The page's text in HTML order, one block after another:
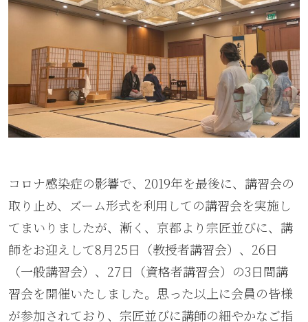
コロナ感染症の影響で、2019年を最後に、講習会の
取り止め、ズーム形式を利用しての講習会を実施し
てまいりましたが、漸く、京都より宗匠並びに、講
師をお迎えして8月25日（教授者講習会）、26日
（一般講習会）、27日（資格者講習会）の3日間講
習会を開催いたしました。思った以上に会員の皆様
が参加されており、宗匠並びに講師の細やかなご指